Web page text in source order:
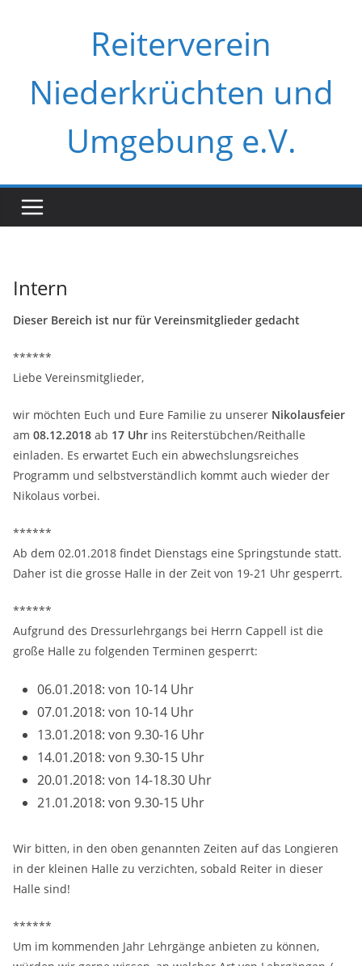
Reiterverein
Niederkrüchten und
Umgebung e.V.
Intern
Dieser Bereich ist nur für Vereinsmitglieder gedacht
******
Liebe Vereinsmitglieder,
wir möchten Euch und Eure Familie zu unserer Nikolausfeier
am 08.12.2018 ab 17 Uhr ins Reiterstübchen/Reithalle
einladen. Es erwartet Euch ein abwechslungsreiches
Programm und selbstverständlich kommt auch wieder der
Nikolaus vorbei.
******
Ab dem 02.01.2018 findet Dienstags eine Springstunde statt.
Daher ist die grosse Halle in der Zeit von 19-21 Uhr gesperrt.
******
Aufgrund des Dressurlehrgangs bei Herrn Cappell ist die
große Halle zu folgenden Terminen gesperrt:
06.01.2018: von 10-14 Uhr
07.01.2018: von 10-14 Uhr
13.01.2018: von 9.30-16 Uhr
14.01.2018: von 9.30-15 Uhr
20.01.2018: von 14-18.30 Uhr
21.01.2018: von 9.30-15 Uhr
Wir bitten, in den oben genannten Zeiten auf das Longieren
in der kleinen Halle zu verzichten, sobald Reiter in dieser
Halle sind!
******
Um im kommenden Jahr Lehrgänge anbieten zu können,